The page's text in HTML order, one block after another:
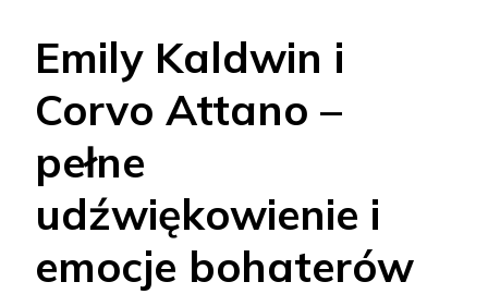
Emily Kaldwin i
Corvo Attano –
pełne
udźwiękowienie i
emocje bohaterów